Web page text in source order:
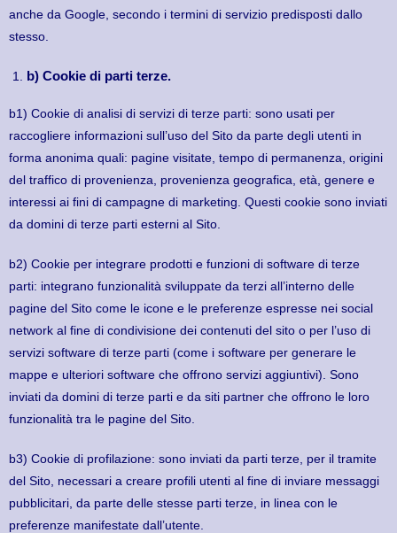
anche da Google, secondo i termini di servizio predisposti dallo
stesso.
b) Cookie di parti terze.
b1) Cookie di analisi di servizi di terze parti: sono usati per
raccogliere informazioni sull’uso del Sito da parte degli utenti in
forma anonima quali: pagine visitate, tempo di permanenza, origini
del traffico di provenienza, provenienza geografica, età, genere e
interessi ai fini di campagne di marketing. Questi cookie sono inviati
da domini di terze parti esterni al Sito.
b2) Cookie per integrare prodotti e funzioni di software di terze
parti: integrano funzionalità sviluppate da terzi all’interno delle
pagine del Sito come le icone e le preferenze espresse nei social
network al fine di condivisione dei contenuti del sito o per l’uso di
servizi software di terze parti (come i software per generare le
mappe e ulteriori software che offrono servizi aggiuntivi). Sono
inviati da domini di terze parti e da siti partner che offrono le loro
funzionalità tra le pagine del Sito.
b3) Cookie di profilazione: sono inviati da parti terze, per il tramite
del Sito, necessari a creare profili utenti al fine di inviare messaggi
pubblicitari, da parte delle stesse parti terze, in linea con le
preferenze manifestate dall’utente.